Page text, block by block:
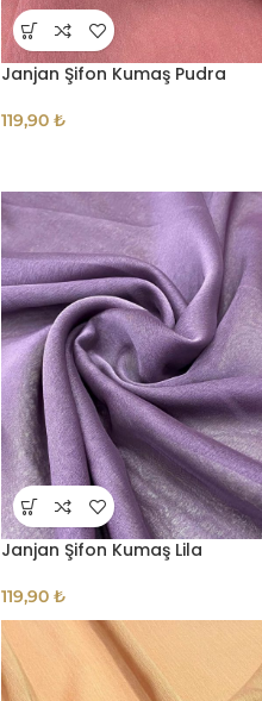
Janjan Şifon Kumaş Pudra
119,90 ₺
Janjan Şifon Kumaş Lila
119,90 ₺